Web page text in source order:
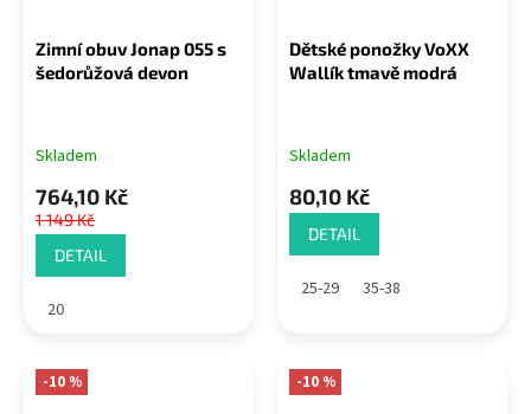
Zimní obuv Jonap 055 s
šedorůžová devon
Skladem
764,10 Kč
1 149 Kč
DETAIL
20
Dětské ponožky VoXX
Wallík tmavě modrá
Skladem
80,10 Kč
DETAIL
25-29 35-38
-10 % -10 %